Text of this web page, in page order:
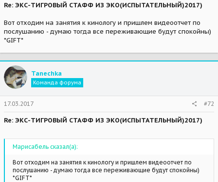
Re: ЭКС-ТИГРОВЫЙ СТАФФ ИЗ ЭКО(ИСПЫТАТЕЛЬНЫЙ)2017)
Вот отходим на занятия к кинологу и пришлем видеоотчет по
послушанию - думаю тогда все переживающие будут спокойны)
*GIFT*
Tanechka
Команда форума
17.03.2017 #72
Re: ЭКС-ТИГРОВЫЙ СТАФФ ИЗ ЭКО(ИСПЫТАТЕЛЬНЫЙ)2017)
Марисабель сказал(а):
Вот отходим на занятия к кинологу и пришлем видеоотчет по
послушанию - думаю тогда все переживающие будут спокойны)
*GIFT*